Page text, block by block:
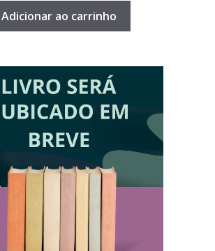
Adicionar ao carrinho